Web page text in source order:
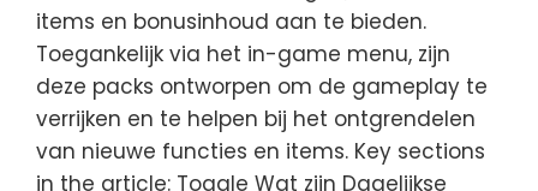
items en bonusinhoud aan te bieden.
Toegankelijk via het in-game menu, zijn
deze packs ontworpen om de gameplay te
verrijken en te helpen bij het ontgrendelen
van nieuwe functies en items. Key sections
in the article: Toggle Wat zijn Dagelijkse